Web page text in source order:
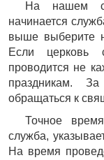
На нашем
начинается
выше выберите
Если церковь
проводится не
праздникам.
обращаться к
Точное
служба,
На время